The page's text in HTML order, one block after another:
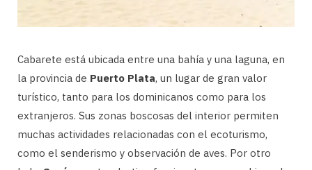
Cabarete está ubicada entre una bahía y una laguna, en
la provincia de Puerto Plata, un lugar de gran valor
turístico, tanto para los dominicanos como para los
extranjeros. Sus zonas boscosas del interior permiten
muchas actividades relacionadas con el ecoturismo,
como el senderismo y observación de aves. Por otro